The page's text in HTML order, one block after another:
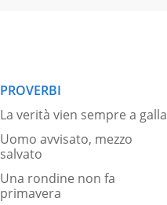
PROVERBI
La verità vien sempre a galla
Uomo avvisato, mezzo
salvato
Una rondine non fa
primavera